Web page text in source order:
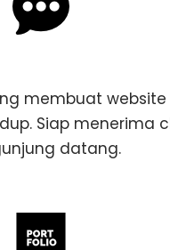
membuat website
Siap menerima
datang.